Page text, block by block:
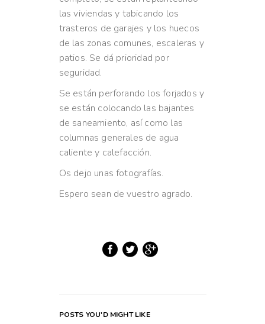
las viviendas y tabicando los
trasteros de garajes y los huecos
de las zonas comunes, escaleras y
patios. Se dá prioridad por
seguridad.
Se están perforando los forjados y
se están colocando las bajantes
de saneamiento, así como las
columnas generales de agua
caliente y calefacción.
Os dejo unas fotografías.
Espero sean de vuestro agrado.
POSTS YOU'D MIGHT LIKE